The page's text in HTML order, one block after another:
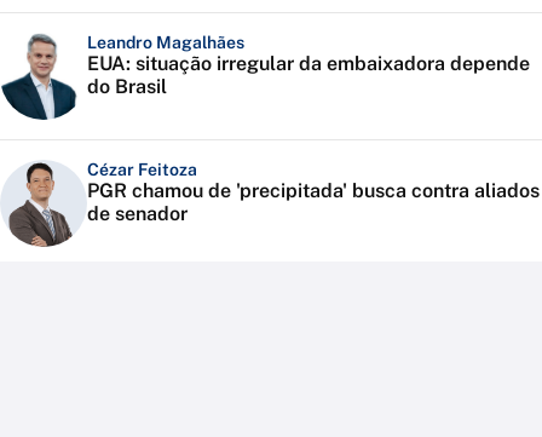
Leandro Magalhães
EUA: situação irregular da embaixadora depende
do Brasil
Cézar Feitoza
PGR chamou de 'precipitada' busca contra aliados
de senador